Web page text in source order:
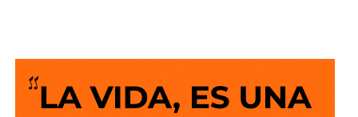
ser cuestionada sobre el caso.
García Cázares planteó que el eje de la revisión será